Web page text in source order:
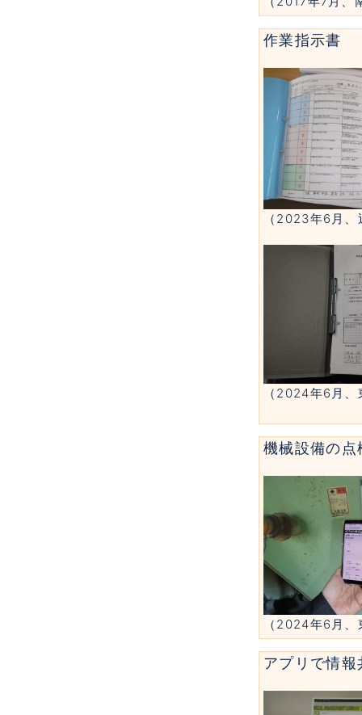
作業指示書
（2023年6月、
（2024年6月、
機械設備の点
（2024年6月、
アプリで情報